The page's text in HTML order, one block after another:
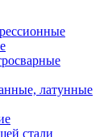
латунные
стали